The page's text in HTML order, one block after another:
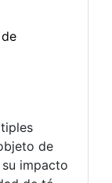
de
impacto